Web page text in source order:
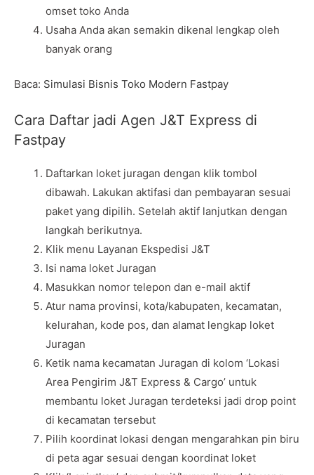
omset toko Anda
Usaha Anda akan semakin dikenal lengkap oleh
banyak orang
Baca: Simulasi Bisnis Toko Modern Fastpay
Cara Daftar jadi Agen J&T Express di
Fastpay
Daftarkan loket juragan dengan klik tombol
dibawah. Lakukan aktifasi dan pembayaran sesuai
paket yang dipilih. Setelah aktif lanjutkan dengan
langkah berikutnya.
Klik menu Layanan Ekspedisi J&T
Isi nama loket Juragan
Masukkan nomor telepon dan e-mail aktif
Atur nama provinsi, kota/kabupaten, kecamatan,
kelurahan, kode pos, dan alamat lengkap loket
Juragan
Ketik nama kecamatan Juragan di kolom ‘Lokasi
Area Pengirim J&T Express & Cargo’ untuk
membantu loket Juragan terdeteksi jadi drop point
di kecamatan tersebut
Pilih koordinat lokasi dengan mengarahkan pin biru
di peta agar sesuai dengan koordinat loket